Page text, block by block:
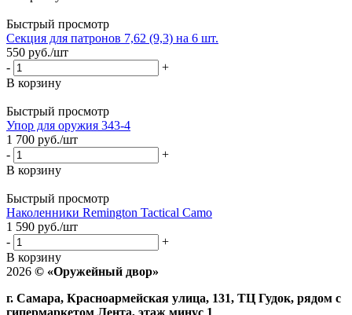
Быстрый просмотр
Секция для патронов 7,62 (9,3) на 6 шт.
550 руб./шт
-
+
В корзину
Быстрый просмотр
Упор для оружия 343-4
1 700 руб./шт
-
+
В корзину
Быстрый просмотр
Наколенники Remington Tactical Camo
1 590 руб./шт
-
+
В корзину
2026 © «Оружейный двор»
г. Самара, Красноармейская улица, 131, ТЦ Гудок, рядом с
гипермаркетом Лента, этаж минус 1